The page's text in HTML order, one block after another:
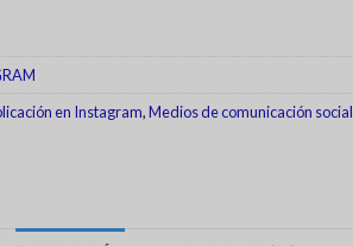
en Instagram,Medios de comunicación social